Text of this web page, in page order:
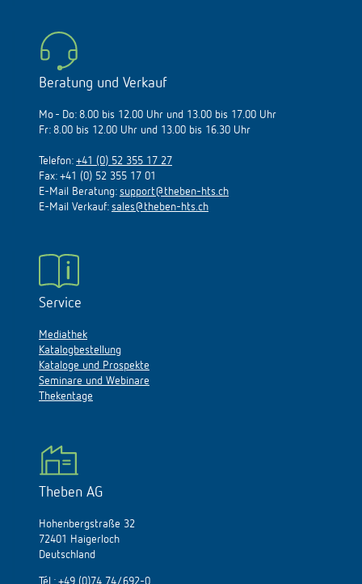
Beratung und Verkauf
Mo - Do: 8.00 bis 12.00 Uhr und 13.00 bis 17.00 Uhr
Fr: 8.00 bis 12.00 Uhr und 13.00 bis 16.30 Uhr
Telefon: +41 (0) 52 355 17 27
Fax: +41 (0) 52 355 17 01
E-Mail Beratung: support@theben-hts.ch
E-Mail Verkauf: sales@theben-hts.ch
Service
Mediathek
Katalogbestellung
Kataloge und Prospekte
Seminare und Webinare
Thekentage
Theben AG
Hohenbergstraße 32
72401 Haigerloch
Deutschland
Tél.: +49 (0)74 74/692-0